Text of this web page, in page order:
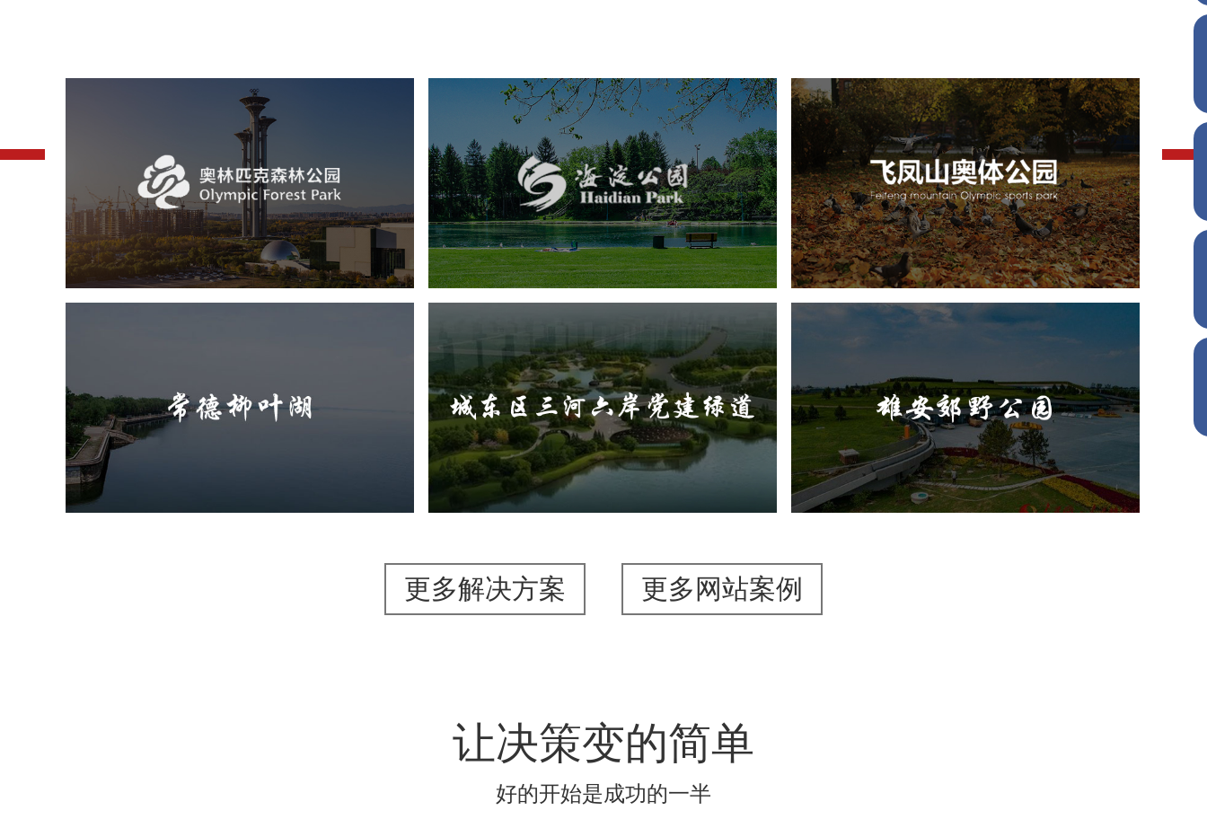
奥体森林公园
旅游休闲 公园 AI人工智能
智慧公园
智慧体育公园
智能步道 智能大数据平台
海淀公园
旅游休闲 公园 AI人工智能
智慧公园
智能步道
智能大数据平台
AR太极
智能语音亭
飞凤山奥体公园
旅游休闲 公园 AI人工智能
智慧公园
智慧体育公园
智能步道
智能大数据平台
AR太极
智能体测
旅游休闲
城东区三河六岸党建绿道
旅游休闲 公园 AI人工智能
智慧公园
智能步道
AR太极 智能大数据平台
旅游休闲 公园 AI人工智能
智慧公园
智能灯杆
智能照明系统 智能垃圾桶
更多解决方案 更多网站案例
让决策变的简单
好的开始是成功的一半